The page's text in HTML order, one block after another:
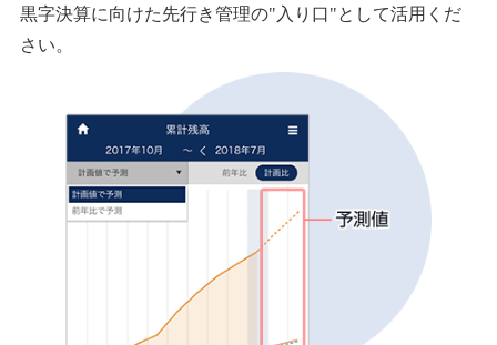
黒字決算に向けた先行き管理の"入り口"として活用くだ
さい。